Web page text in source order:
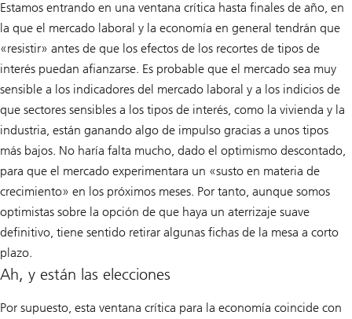
Estamos entrando en una ventana crítica hasta finales de año, en
la que el mercado laboral y la economía en general tendrán que
«resistir» antes de que los efectos de los recortes de tipos de
interés puedan afianzarse. Es probable que el mercado sea muy
sensible a los indicadores del mercado laboral y a los indicios de
que sectores sensibles a los tipos de interés, como la vivienda y la
industria, están ganando algo de impulso gracias a unos tipos
más bajos. No haría falta mucho, dado el optimismo descontado,
para que el mercado experimentara un «susto en materia de
crecimiento» en los próximos meses. Por tanto, aunque somos
optimistas sobre la opción de que haya un aterrizaje suave
definitivo, tiene sentido retirar algunas fichas de la mesa a corto
plazo.
Ah, y están las elecciones
Por supuesto, esta ventana crítica para la economía coincide con